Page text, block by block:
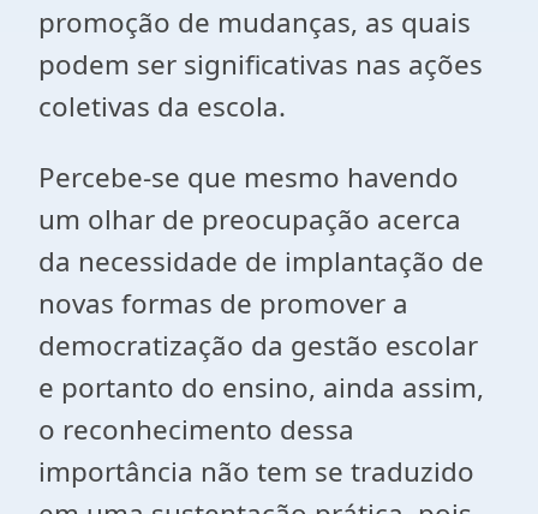
promoção de mudanças, as quais
podem ser significativas nas ações
coletivas da escola.
Percebe-se que mesmo havendo
um olhar de preocupação acerca
da necessidade de implantação de
novas formas de promover a
democratização da gestão escolar
e portanto do ensino, ainda assim,
o reconhecimento dessa
importância não tem se traduzido